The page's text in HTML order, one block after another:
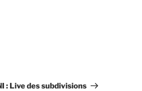
: Live des subdivisions